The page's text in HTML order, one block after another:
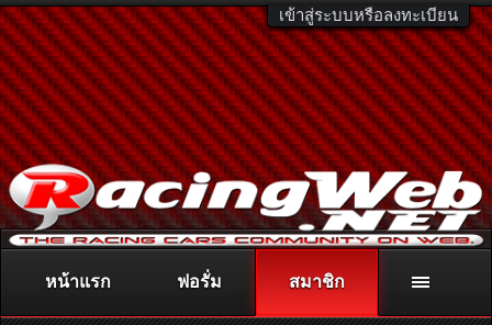
เข้าสู่ระบบหรือลงทะเบียน
ติดต่อลงโฆษณา racingweb@gmail.comหรือโทร. 081-811-1138
หรืออ่านรายละเอียดเพิ่มเติม คลิกที่นี่
หน้าแรก ฟอรั่ม สมาชิก